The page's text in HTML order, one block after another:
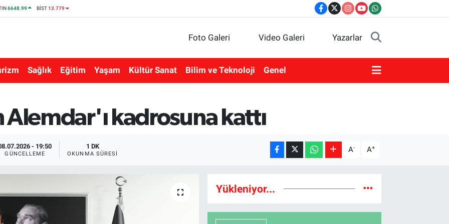
6648.99 BİST13.779
Foto Galeri Video Galeri Yazarlar
Sağlık Eğitim Yaşam Kültür Sanat Bilim ve Teknoloji Genel
Alemdar'ı kadrosuna kattı
- 19:50
GÜNCELLEME
1 DK
OKUNMA SÜRESI A- A+
Yükleniyor...